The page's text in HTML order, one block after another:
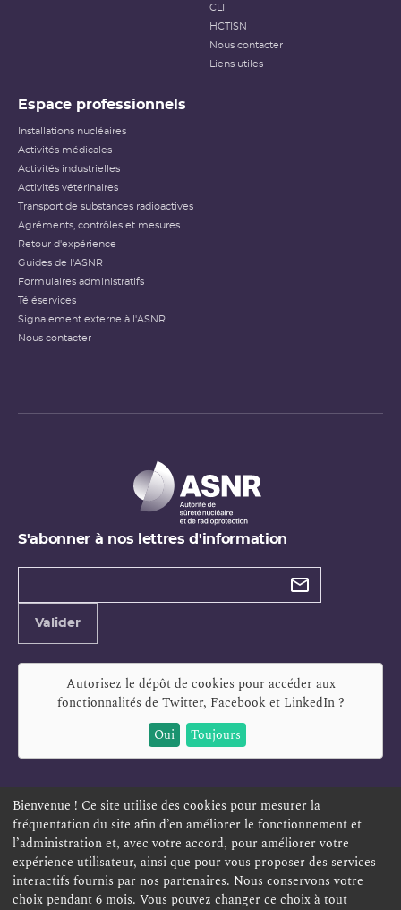
CLI
HCTISN
Nous contacter
Liens utiles
Espace professionnels
Installations nucléaires
Activités médicales
Activités industrielles
Activités vétérinaires
Transport de substances radioactives
Agréments, contrôles et mesures
Retour d'expérience
Guides de l'ASNR
Formulaires administratifs
Téléservices
Signalement externe à l'ASNR
Nous contacter
S'abonner à nos lettres d'information
Types de
Valider
Autorisez le dépôt de cookies pour accéder aux
fonctionnalités de Twitter, Facebook et LinkedIn?
Oui
Toujours
ESPACE PERSONNEL OFFRES D'EMPLOI SIGNALEMENT
TÉLÉSERVICES PLAN DU SITE
ACCESSIBILITÉ POLITIQUE DE CONFIDENTIALITÉ
MENTIONS LÉGALES CONTACT
Bienvenue ! Ce site utilise des cookies pour mesurer la
fréquentation du site afin d’en améliorer le fonctionnement et
l’administration et, avec votre accord, pour améliorer votre
expérience utilisateur, ainsi que pour vous proposer des services
interactifs fournis par nos partenaires. Nous conservons votre
choix pendant 6 mois. Vous pouvez changer ce choix à tout